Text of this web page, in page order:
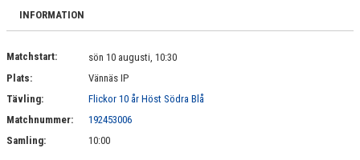
KALENDER
MATCHER
BILDGALLERI
INFORMATION
Matchstart:
sön 10 augusti, 10:30
Plats:
Vännäs IP
Tävling:
Flickor 10 år Höst Södra Blå
Matchnummer:
192453006
Samling:
10:00